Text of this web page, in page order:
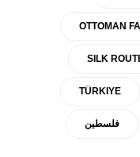
OTTOMAN
SILK
TÜRKIYE
فلسطين